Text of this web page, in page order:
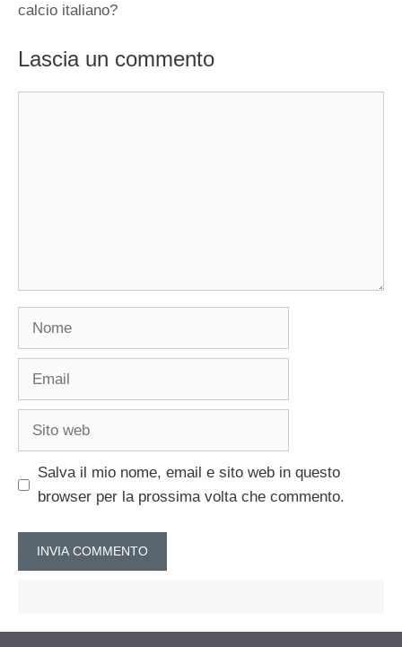
calcio italiano?
Lascia un commento
Nome
Email
Sito
Salva il mio nome, email e sito web in questo
browser per la prossima volta che commento.